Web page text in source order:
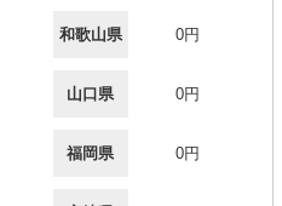
和歌山県 0円
山口県 0円
福岡県 0円